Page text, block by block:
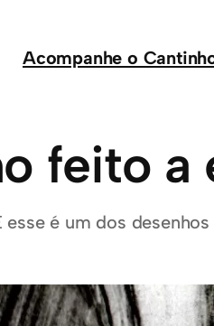
Acompanhe o
feito a
é um dos